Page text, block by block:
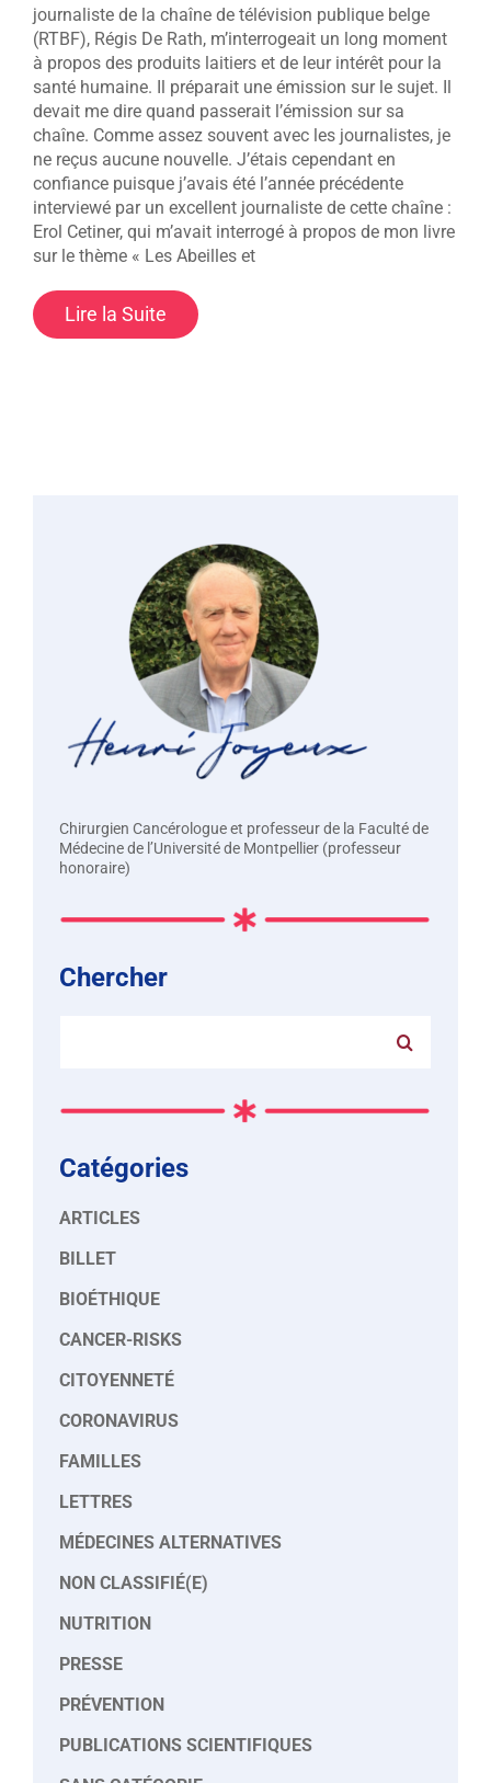
journaliste de la chaîne de télévision publique belge
(RTBF), Régis De Rath, m’interrogeait un long moment
à propos des produits laitiers et de leur intérêt pour la
santé humaine. Il préparait une émission sur le sujet. Il
devait me dire quand passerait l’émission sur sa
chaîne. Comme assez souvent avec les journalistes, je
ne reçus aucune nouvelle. J’étais cependant en
confiance puisque j’avais été l’année précédente
interviewé par un excellent journaliste de cette chaîne :
Erol Cetiner, qui m’avait interrogé à propos de mon livre
sur le thème « Les Abeilles et
Lire la Suite
Chirurgien Cancérologue et professeur de la Faculté de
Médecine de l’Université de Montpellier (professeur
honoraire)
Chercher
Catégories
ARTICLES
BILLET
BIOÉTHIQUE
CANCER-RISKS
CITOYENNETÉ
CORONAVIRUS
FAMILLES
LETTRES
MÉDECINES ALTERNATIVES
NON CLASSIFIÉ(E)
NUTRITION
PRESSE
PRÉVENTION
PUBLICATIONS SCIENTIFIQUES